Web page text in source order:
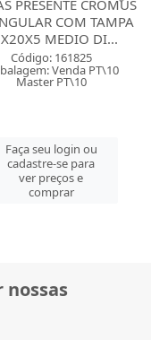
PRESENTE CROMUS
COM TAMPA
GRANDE D...
Código: 161826
Venda PT\10
Master PT\10
Faça seu login ou
cadastre-se para
ver preços e
comprar
nossas